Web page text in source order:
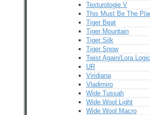
Texturologie V
This Must Be The
Tiger Beat
Tiger Mountain
Tiger Silk
Tiger Snow
Twist Again/Lora
UR
Viridiana
Vladimiro
Wide Tussah
Wide Wool Light
Wide Wool Macro